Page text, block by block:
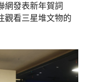
網發表新年賀詞
觀看三星堆文物的